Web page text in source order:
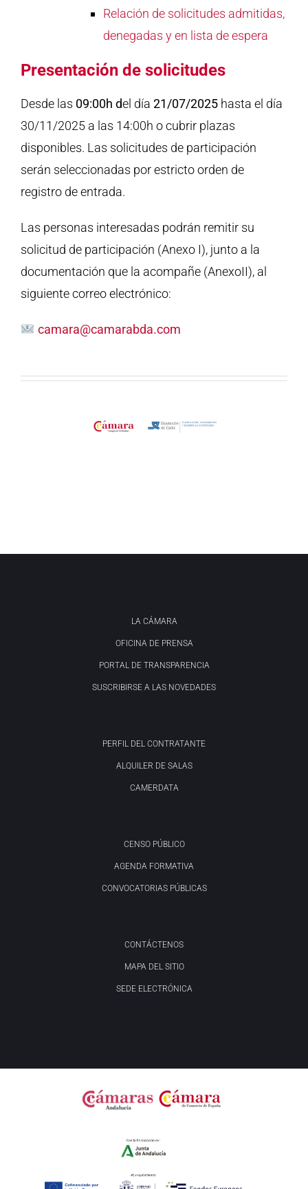
Relación de solicitudes admitidas,
denegadas y en lista de espera
Presentación de solicitudes
Desde las 09:00h del día 21/07/2025 hasta el día
30/11/2025 a las 14:00h o cubrir plazas
disponibles. Las solicitudes de participación
serán seleccionadas por estricto orden de
registro de entrada.
Las personas interesadas podrán remitir su
solicitud de participación (Anexo I), junto a la
documentación que la acompañe (AnexoII), al
siguiente correo electrónico:
camara@camarabda.com
LA CÁMARA
OFICINA DE PRENSA
PORTAL DE TRANSPARENCIA
SUSCRIBIRSE A LAS NOVEDADES
PERFIL DEL CONTRATANTE
ALQUILER DE SALAS
CAMERDATA
CENSO PÚBLICO
AGENDA FORMATIVA
CONVOCATORIAS PÚBLICAS
CONTÁCTENOS
MAPA DEL SITIO
SEDE ELECTRÓNICA